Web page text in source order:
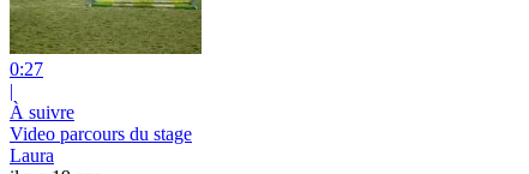
0:27
|
À suivre
Video parcours du stage
Laura